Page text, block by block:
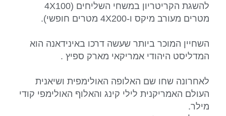
להשגת הקריטריון במשחי השליחים (4X100
מטרים מעורב מיקס ו-4X200 מטרים חופשי).
השחיין המוכר ביותר שעשה דרכו באינידאנה הוא
המדליסט היהודי אמריקאי מארק ספיץ .
לאחרונה שחו שם האלופה האולימפית ושיאנית
העולם האמריקנית לילי קינג והאלוף האולימפי קודי
מילר.